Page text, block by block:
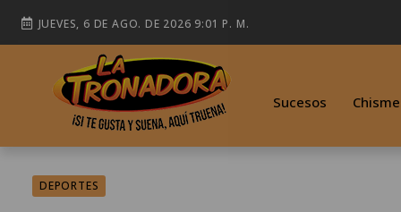
JUEVES, 6 DE AGO. DE 2026 9:01 P. M.
Sucesos
DEPORTES